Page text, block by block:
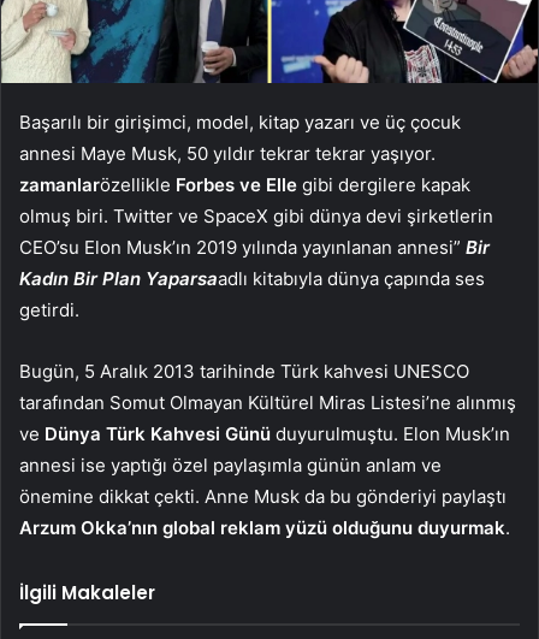
Başarılı bir girişimci, model, kitap yazarı ve üç çocuk
annesi Maye Musk, 50 yıldır tekrar tekrar yaşıyor.
zamanlarözellikle Forbes ve Elle gibi dergilere kapak
olmuş biri. Twitter ve SpaceX gibi dünya devi şirketlerin
CEO’su Elon Musk’ın 2019 yılında yayınlanan annesi” Bir
Kadın Bir Plan Yaparsaadlı kitabıyla dünya çapında ses
getirdi.
Bugün, 5 Aralık 2013 tarihinde Türk kahvesi UNESCO
tarafından Somut Olmayan Kültürel Miras Listesi’ne alınmış
ve Dünya Türk Kahvesi Günü duyurulmuştu. Elon Musk’ın
annesi ise yaptığı özel paylaşımla günün anlam ve
önemine dikkat çekti. Anne Musk da bu gönderiyi paylaştı
Arzum Okka’nın global reklam yüzü olduğunu duyurmak.
İlgili Makaleler